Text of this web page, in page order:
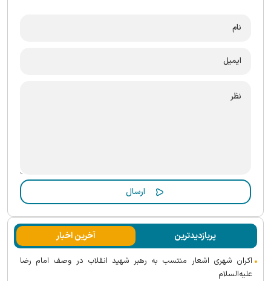
پربازدیدترین آخرین اخبار
اکران شهری اشعار منتسب به رهبر شهید انقلاب در وصف امام رضا
علیه‌السلام